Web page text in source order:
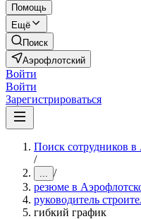
Помощь
Ещё
Поиск
Аэрофлотский
Войти
Войти
Зарегистрироваться
Поиск сотрудников
/
... /
резюме в
руководитель
гибкий график